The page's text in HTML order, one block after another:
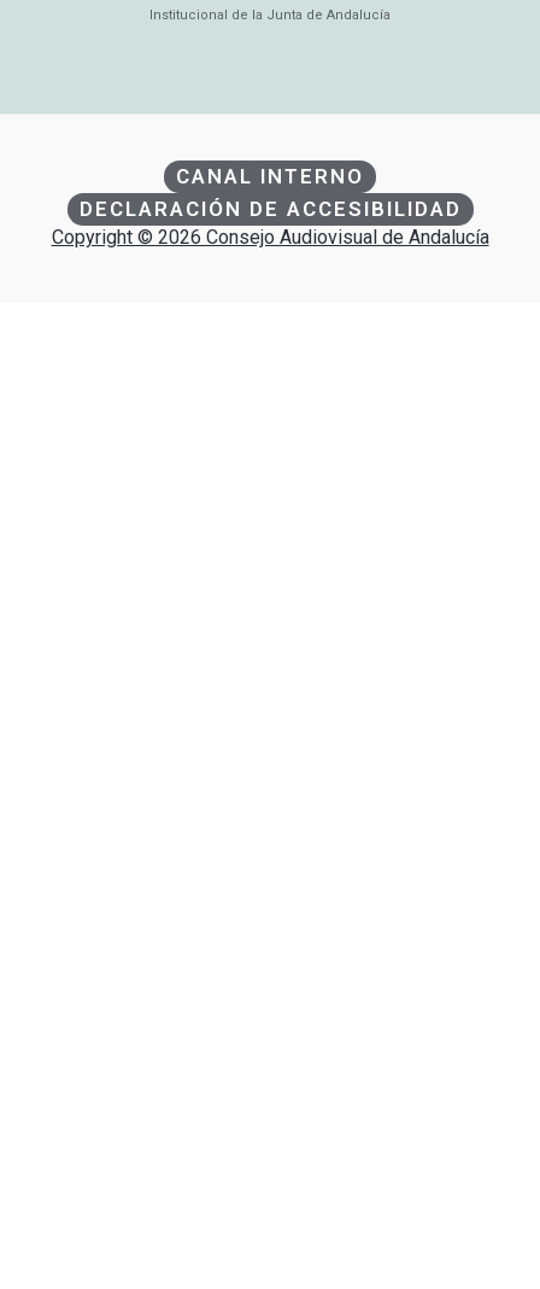
Institucional de la Junta de Andalucía
CANAL INTERNO
DECLARACIÓN DE ACCESIBILIDAD
Copyright © 2026 Consejo Audiovisual de Andalucía